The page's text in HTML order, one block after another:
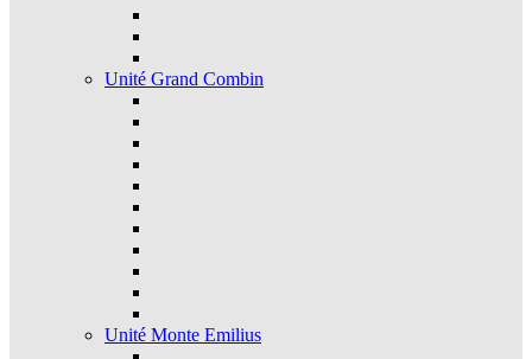
Unité Grand Combin
Unité Monte Emilius